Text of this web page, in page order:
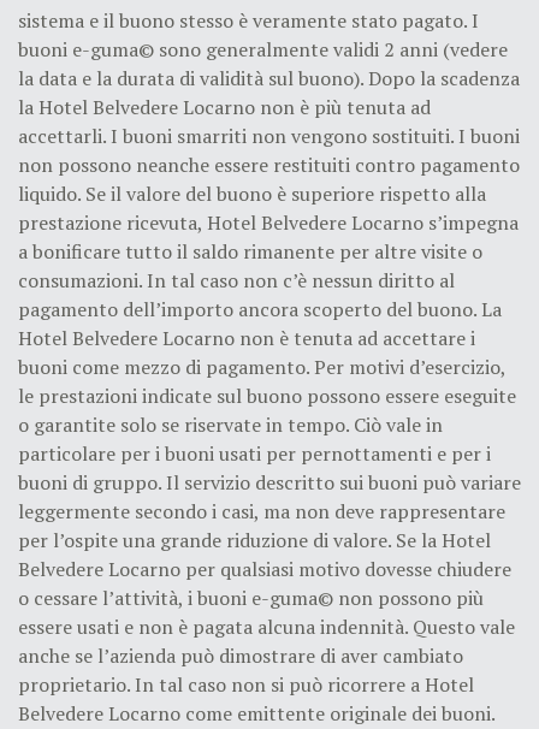
sistema e il buono stesso è veramente stato pagato. I
buoni e-guma© sono generalmente validi 2 anni (vedere
la data e la durata di validità sul buono). Dopo la scadenza
la Hotel Belvedere Locarno non è più tenuta ad
accettarli. I buoni smarriti non vengono sostituiti. I buoni
non possono neanche essere restituiti contro pagamento
liquido. Se il valore del buono è superiore rispetto alla
prestazione ricevuta, Hotel Belvedere Locarno s’impegna
a bonificare tutto il saldo rimanente per altre visite o
consumazioni. In tal caso non c’è nessun diritto al
pagamento dell’importo ancora scoperto del buono. La
Hotel Belvedere Locarno non è tenuta ad accettare i
buoni come mezzo di pagamento. Per motivi d’esercizio,
le prestazioni indicate sul buono possono essere eseguite
o garantite solo se riservate in tempo. Ciò vale in
particolare per i buoni usati per pernottamenti e per i
buoni di gruppo. Il servizio descritto sui buoni può variare
leggermente secondo i casi, ma non deve rappresentare
per l’ospite una grande riduzione di valore. Se la Hotel
Belvedere Locarno per qualsiasi motivo dovesse chiudere
o cessare l’attività, i buoni e-guma© non possono più
essere usati e non è pagata alcuna indennità. Questo vale
anche se l’azienda può dimostrare di aver cambiato
proprietario. In tal caso non si può ricorrere a Hotel
Belvedere Locarno come emittente originale dei buoni.